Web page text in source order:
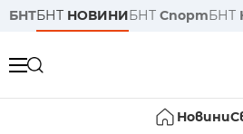
БНТБНТ НОВИНИБНТ СпортБНТ
Новини